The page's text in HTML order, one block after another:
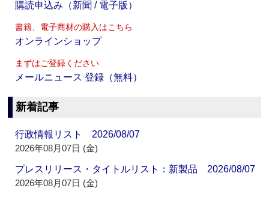
購読申込み（新聞 / 電子版）
書籍、電子商材の購入はこちら
オンラインショップ
まずはご登録ください
メールニュース 登録（無料）
新着記事
行政情報リスト 2026/08/07
2026年08月07日 (金)
プレスリリース・タイトルリスト：新製品 2026/08/07
2026年08月07日 (金)